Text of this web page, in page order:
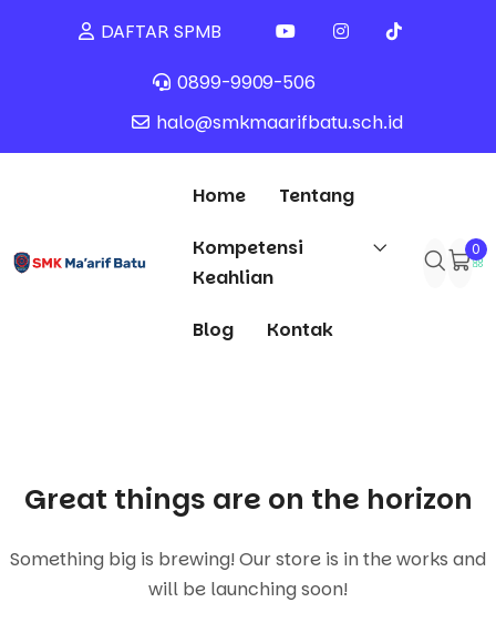
DAFTAR SPMB
0899-9909-506
halo@smkmaarifbatu.sch.id
Home Tentang
Kompetensi
Keahlian
Blog Kontak
0
Great things are on the horizon
Something big is brewing! Our store is in the works and
will be launching soon!